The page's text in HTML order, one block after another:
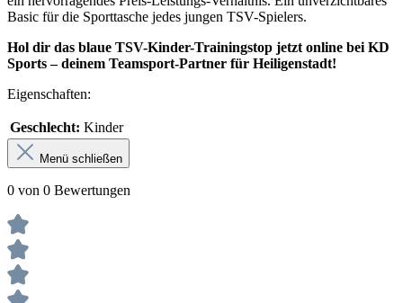
Basic für die Sporttasche jedes jungen TSV-Spielers.
Hol dir das blaue TSV-Kinder-Trainingstop jetzt online bei KD
Sports – deinem Teamsport-Partner für Heiligenstadt!
Eigenschaften:
Geschlecht: Kinder
Menü schließen
0 von 0 Bewertungen